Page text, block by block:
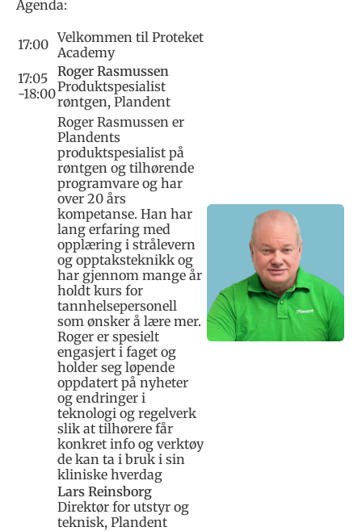
Agenda:
17:00 Velkommen til Proteket
Academy
17:05
-18:00
Roger Rasmussen
Produktspesialist
røntgen, Plandent
Roger Rasmussen er
Plandents
produktspesialist på
røntgen og tilhørende
programvare og har
over 20 års
kompetanse. Han har
lang erfaring med
opplæring i strålevern
og opptaksteknikk og
har gjennom mange år
holdt kurs for
tannhelsepersonell
som ønsker å lære mer.
Roger er spesielt
engasjert i faget og
holder seg løpende
oppdatert på nyheter
og endringer i
teknologi og regelverk
slik at tilhørere får
konkret info og verktøy
de kan ta i bruk i sin
kliniske hverdag
Lars Reinsborg
Direktør for utstyr og
teknisk, Plandent